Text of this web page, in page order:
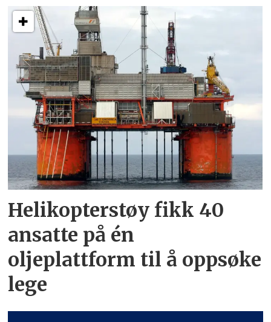
Helikopterstøy fikk 40
ansatte på én
oljeplattform til å oppsøke
lege